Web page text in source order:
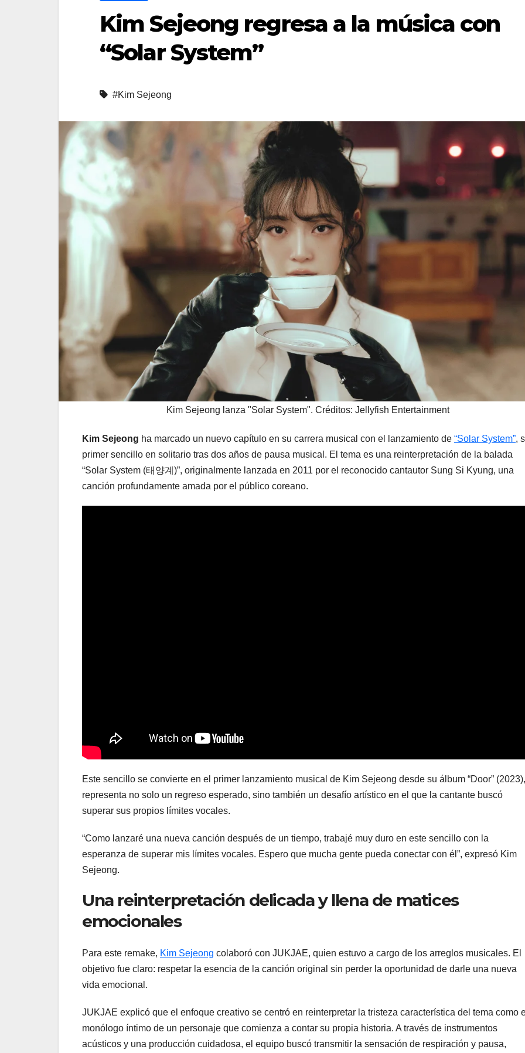
Kim Sejeong regresa a la música con
“Solar System”
#Kim Sejeong
Kim Sejeong lanza "Solar System". Créditos: Jellyfish Entertainment
Kim Sejeong ha marcado un nuevo capítulo en su carrera musical con el lanzamiento de “Solar System”,
primer sencillo en solitario tras dos años de pausa musical. El tema es una reinterpretación de la balada
“Solar System (태양계)”, originalmente lanzada en 2011 por el reconocido cantautor Sung Si Kyung, una
canción profundamente amada por el público coreano.
Este sencillo se convierte en el primer lanzamiento musical de Kim Sejeong desde su álbum “Door”
representa no solo un regreso esperado, sino también un desafío artístico en el que la cantante buscó
superar sus propios límites vocales.
“Como lanzaré una nueva canción después de un tiempo, trabajé muy duro en este sencillo con la
esperanza de superar mis límites vocales. Espero que mucha gente pueda conectar con él”, expresó Kim
Sejeong.
Una reinterpretación delicada y llena de matices
emocionales
Para este remake, Kim Sejeong colaboró con JUKJAE, quien estuvo a cargo de los arreglos musicales. El
objetivo fue claro: respetar la esencia de la canción original sin perder la oportunidad de darle una nueva
vida emocional.
JUKJAE explicó que el enfoque creativo se centró en reinterpretar la tristeza característica del tema como
monólogo íntimo de un personaje que comienza a contar su propia historia. A través de instrumentos
acústicos y una producción cuidadosa, el equipo buscó transmitir la sensación de respiración y pausa,